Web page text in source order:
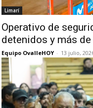
Limarí
Operativo de
detenidos y más
Equipo OvalleHOY - 13 julio,